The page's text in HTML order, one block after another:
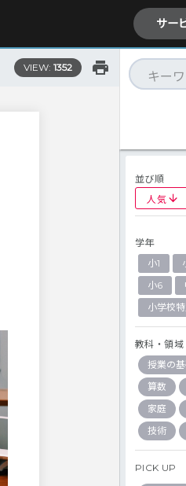
サー
VIEW: 1352
並び順
人気
学年
小1
小6
小学校
教科・領域
授業の
算数
家庭
技術
PICK UP